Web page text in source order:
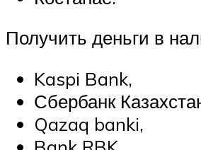
Получить деньги в
Kaspi Bank,
Сбербанк
Qazaq banki,